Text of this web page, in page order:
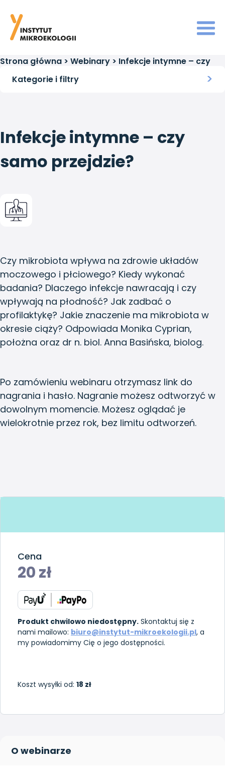
Strona główna > Webinary > Infekcje intymne – czy
samo przejdzie?
Kategorie i filtry
Infekcje intymne – czy
samo przejdzie?
Czy mikrobiota wpływa na zdrowie układów
moczowego i płciowego? Kiedy wykonać
badania? Dlaczego infekcje nawracają i czy
wpływają na płodność? Jak zadbać o
profilaktykę? Jakie znaczenie ma mikrobiota w
okresie ciąży? Odpowiada Monika Cyprian,
położna oraz dr n. biol. Anna Basińska, biolog.
Po zamówieniu webinaru otrzymasz link do
nagrania i hasło. Nagranie możesz odtworzyć w
dowolnym momencie. Możesz oglądać je
wielokrotnie przez rok, bez limitu odtworzeń.
Cena
20zł
Produkt chwilowo niedostępny. Skontaktuj się z
nami mailowo: biuro@instytut-mikroekologii.pl, a
my powiadomimy Cię o jego dostępności.
Koszt wysyłki od: 18 zł
O webinarze